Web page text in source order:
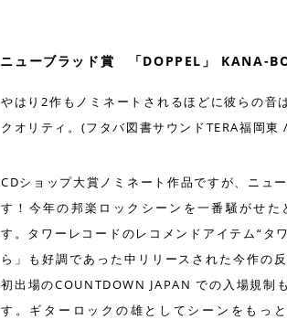
ニューブラッド賞 「DOPPEL」 KANA-
やはり2作もノミネートされるほどに彼らの音
クオリティ。(フタバ図書サウンドTERA福岡東
CDショップ大賞ノミネート作品ですが、ニュ
す！今年の邦楽ロックシーンを一番騒がせ
す。タワーレコードのレコメンドアイテム“タ
ら」も好調であった中リリースされた今作の
初出場のCOUNTDOWN JAPAN での入場規制
す。ギターロックの雄としてシーンをもっ